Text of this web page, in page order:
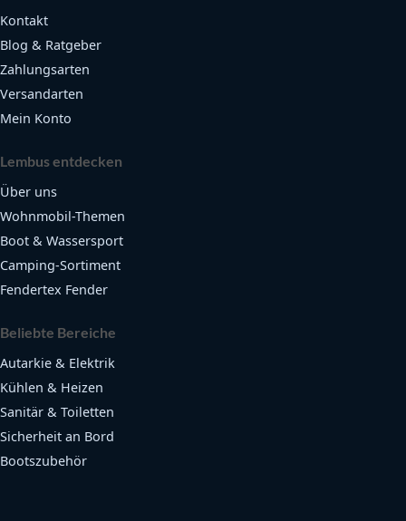
Kontakt
Blog & Ratgeber
Zahlungsarten
Versandarten
Mein Konto
Lembus entdecken
Über uns
Wohnmobil-Themen
Boot & Wassersport
Camping-Sortiment
Fendertex Fender
Beliebte Bereiche
Autarkie & Elektrik
Kühlen & Heizen
Sanitär & Toiletten
Sicherheit an Bord
Bootszubehör